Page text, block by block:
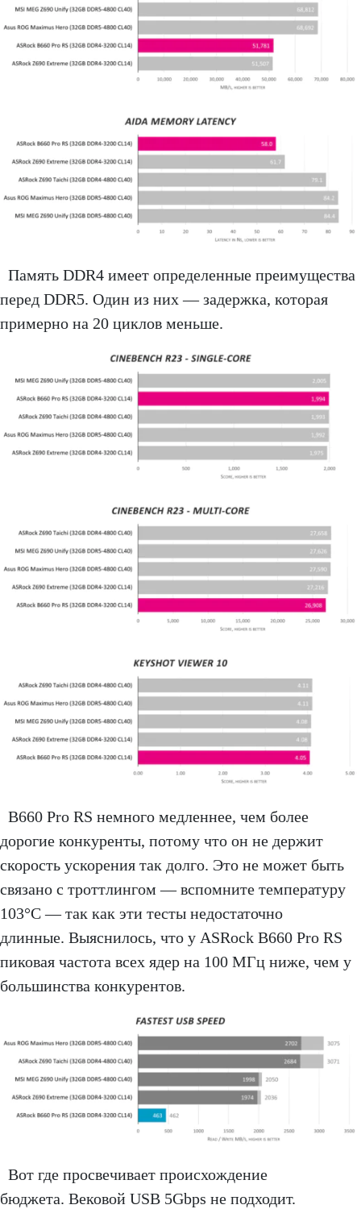
Память DDR4 имеет определенные преимущества
перед DDR5. Один из них — задержка, которая
примерно на 20 циклов меньше.
B660 Pro RS немного медленнее, чем более
дорогие конкуренты, потому что он не держит
скорость ускорения так долго. Это не может быть
связано с троттлингом — вспомните температуру
103°C — так как эти тесты недостаточно
длинные. Выяснилось, что у ASRock B660 Pro RS
пиковая частота всех ядер на 100 МГц ниже, чем у
большинства конкурентов.
Вот где просвечивает происхождение
бюджета. Вековой USB 5Gbps не подходит.